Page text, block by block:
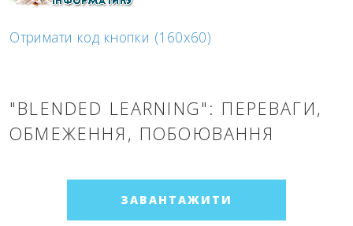
Отримати код кнопки (160x60)
"BLENDED LEARNING": ПЕРЕВАГИ,
ОБМЕЖЕННЯ, ПОБОЮВАННЯ
ЗАВАНТАЖИТИ